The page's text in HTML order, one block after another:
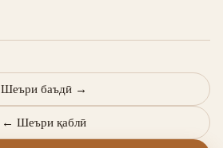
← Шеъри қаблӣ
Шеъри баъдӣ →